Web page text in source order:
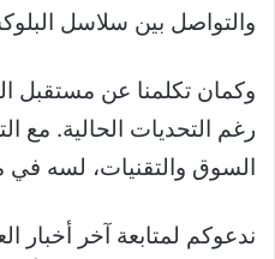
والتواصل بين سلاسل
وكمان تكلمنا عن مستقبل
رغم التحديات الحالية. مع
السوق والتقنيات، لسه في
ندعوكم لمتابعة آخر أخبار